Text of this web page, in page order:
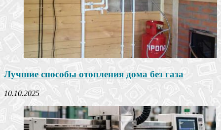
Лучшие способы отопления дома без газа
10.10.2025